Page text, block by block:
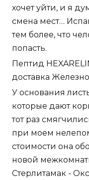
хочет уйти, и я
смена мест…
тем более, что
попасть.
Пептид
доставка
У основания
которые дают
тот раз
при моем
стоимости она
новой
Стерлитамак -